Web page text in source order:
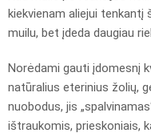
kiekvienam aliejui tenkantį
muilu, bet įdeda daugiau
Norėdami gauti įdomesnį
natūralius eterinius žolių,
nuobodus, jis
ištraukomis, prieskoniais,